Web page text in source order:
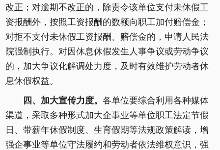
改正；对逾期不改正的，除责令该单位支付未休假工
资报酬外，按照工资报酬的数额向职工加付赔偿金；
对拒不支付未休假工资报酬、赔偿金的，申请人民法
院强制执行。对因休息休假发生人事争议或劳动争议
的，加大争议化解调处力度，及时有效维护劳动者休
息休假权益。
四、加大宣传力度。 各单位要综合利用各种媒体
渠道，采取多种形式加大企事业等单位职工法定节假
日、带薪年休假制度、生育假期等法规政策解读，增
强企事业等单位守法履约和劳动者依法维权意识，强